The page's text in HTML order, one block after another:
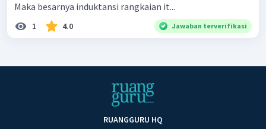
Maka besarnya induktansi rangkaian it...
1 4.0 Jawaban terverifikasi
RUANGGURU HQ